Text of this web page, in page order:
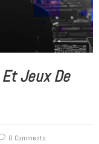
Jeux De
0 Comments